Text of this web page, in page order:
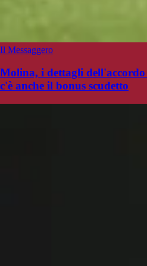
Il Messaggero
Molina, i dettagli
c'è anche il bonus scudetto